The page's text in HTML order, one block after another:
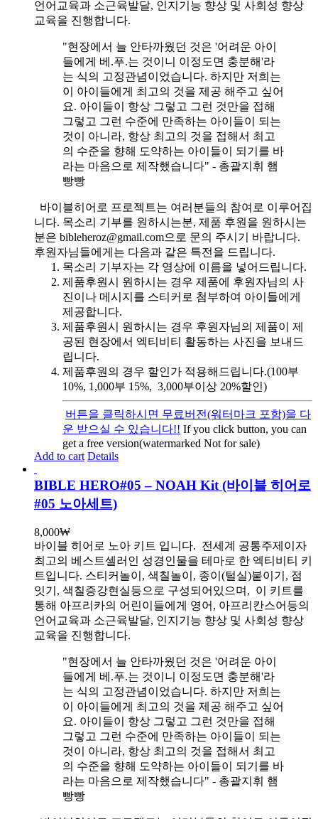
언어교육과 소근육발달, 인지기능 향상 및 사회성 향상
교육을 진행합니다.
"현장에서 늘 안타까웠던 것은 '어려운 아이
들에게 베.푸.는 것이니 이정도면 충분해'라
는 식의 고정관념이었습니다. 하지만 저희는
이 아이들에게 최고의 것을 제공 해주고 싶어
요. 아이들이 항상 그렇고 그런 것만을 접해
그렇고 그런 수준에 만족하는 아이들이 되는
것이 아니라, 항상 최고의 것을 접해서 최고
의 수준을 향해 도약하는 아이들이 되기를 바
라는 마음으로 제작했습니다" - 총괄지휘 햄
빵빵
바이블히어로 프로젝트는 여러분들의 참여로 이루어집
니다. 목소리 기부를 원하시는분, 제품 후원을 원하시는
분은 bibleheroz@gmail.com으로 문의 주시기 바랍니다.
후원자님들에게는 다음과 같은 특전을 드립니다.
목소리 기부자는 각 영상에 이름을 넣어드립니다.
제품후원시 원하시는 경우 제품에 후원자님의 사
진이나 메시지를 스티커로 첨부하여 아이들에게
제공합니다.
제품후원시 원하시는 경우 후원자님의 제품이 제
공된 현장에서 엑티비티 활동하는 사진을 보내드
립니다.
제품후원의 경우 할인가 적용해드립니다.(100부
10%, 1,000부 15%, 3,000부이상 20%할인)
버튼을 클릭하시면 무료버전(워터마크 포함)을 다
운 받으실 수 있습니다!! If you click button, you can
get a free version(watermarked Not for sale)
Add to cart Details
BIBLE HERO#05 – NOAH Kit (바이블 히어로
#05 노아세트)
8,000₩
바이블 히어로 노아 키트 입니다. 전세계 공통주제이자
최고의 베스트셀러인 성경인물을 테마로 한 엑티비티 키
트입니다. 스티커놀이, 색칠놀이, 종이(털실)붙이기, 점
잇기, 색칠증강현실등으로 구성되어있으며, 이 키트를
통해 아프리카의 어린이들에게 영어, 아프리칸스어등의
언어교육과 소근육발달, 인지기능 향상 및 사회성 향상
교육을 진행합니다.
"현장에서 늘 안타까웠던 것은 '어려운 아이
들에게 베.푸.는 것이니 이정도면 충분해'라
는 식의 고정관념이었습니다. 하지만 저희는
이 아이들에게 최고의 것을 제공 해주고 싶어
요. 아이들이 항상 그렇고 그런 것만을 접해
그렇고 그런 수준에 만족하는 아이들이 되는
것이 아니라, 항상 최고의 것을 접해서 최고
의 수준을 향해 도약하는 아이들이 되기를 바
라는 마음으로 제작했습니다" - 총괄지휘 햄
빵빵